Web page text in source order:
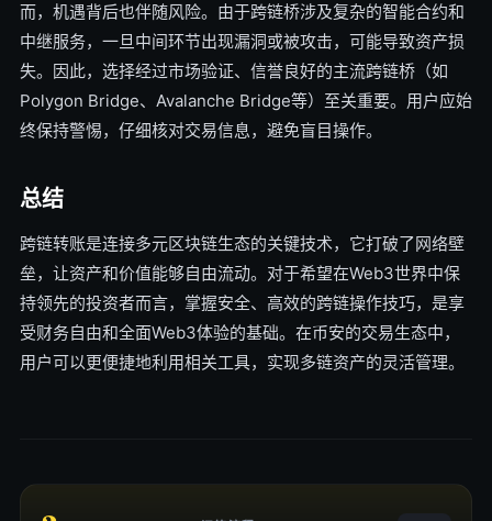
而，机遇背后也伴随风险。由于跨链桥涉及复杂的智能合约和
中继服务，一旦中间环节出现漏洞或被攻击，可能导致资产损
失。因此，选择经过市场验证、信誉良好的主流跨链桥（如
Polygon Bridge、Avalanche Bridge等）至关重要。用户应始
终保持警惕，仔细核对交易信息，避免盲目操作。
总结
跨链转账是连接多元区块链生态的关键技术，它打破了网络壁
垒，让资产和价值能够自由流动。对于希望在Web3世界中保
持领先的投资者而言，掌握安全、高效的跨链操作技巧，是享
受财务自由和全面Web3体验的基础。在币安的交易生态中，
用户可以更便捷地利用相关工具，实现多链资产的灵活管理。